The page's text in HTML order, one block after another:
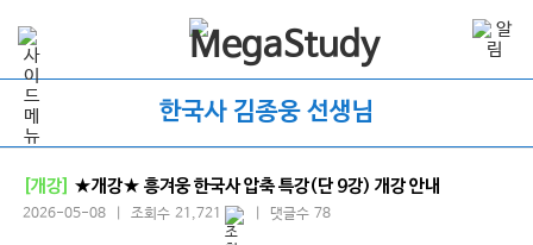
한국사 김종웅 선생님
[개강] ★개강★ 흥겨웅 한국사 압축 특강(단 9강) 개강 안내
2026-05-08 | 조회수 21,721 | 댓글수 78